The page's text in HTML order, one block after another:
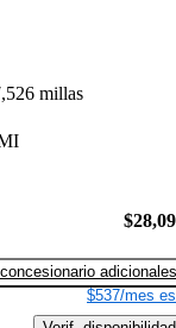
millas
adicionales
$537/mes